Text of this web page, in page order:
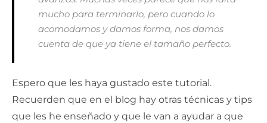
mucho para terminarlo, pero cuando lo
acomodamos y damos forma, nos damos
cuenta de que ya tiene el tamaño perfecto.
Espero que les haya gustado este tutorial.
Recuerden que en el blog hay otras técnicas y tips
que les he enseñado y que le van a ayudar a que